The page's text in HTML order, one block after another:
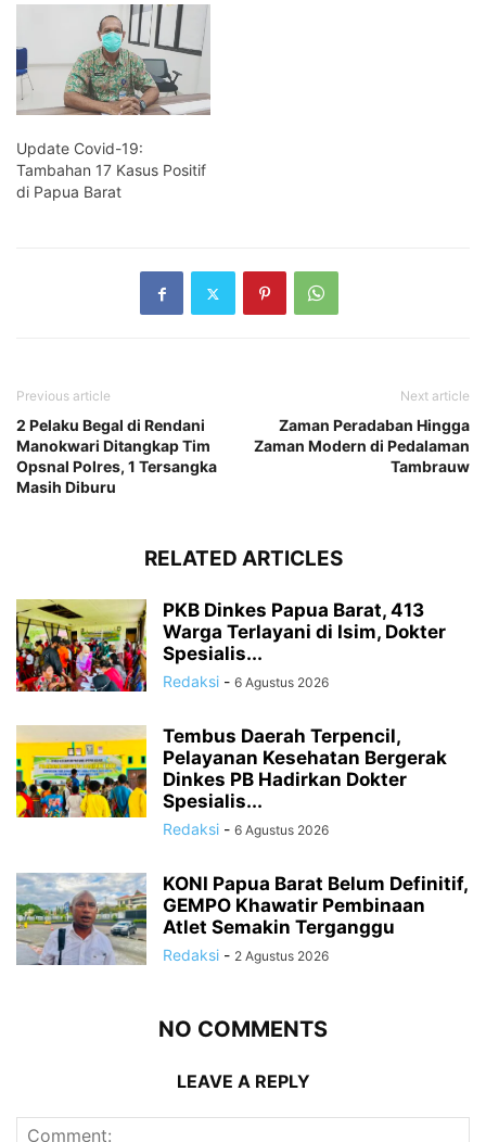
Update Covid-19:
Tambahan 17 Kasus Positif
di Papua Barat
Previous article
2 Pelaku Begal di Rendani
Manokwari Ditangkap Tim
Opsnal Polres, 1 Tersangka
Masih Diburu
Next article
Zaman Peradaban Hingga
Zaman Modern di Pedalaman
Tambrauw
RELATED ARTICLES
PKB Dinkes Papua Barat, 413
Warga Terlayani di Isim, Dokter
Spesialis...
Redaksi - 6 Agustus 2026
Tembus Daerah Terpencil,
Pelayanan Kesehatan Bergerak
Dinkes PB Hadirkan Dokter
Spesialis...
Redaksi - 6 Agustus 2026
KONI Papua Barat Belum Definitif,
GEMPO Khawatir Pembinaan
Atlet Semakin Terganggu
Redaksi - 2 Agustus 2026
NO COMMENTS
LEAVE A REPLY